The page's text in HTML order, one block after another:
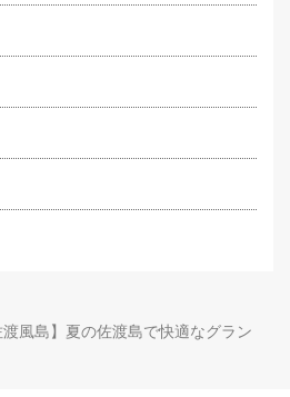
渡風島】夏の佐渡島で快適なグラン